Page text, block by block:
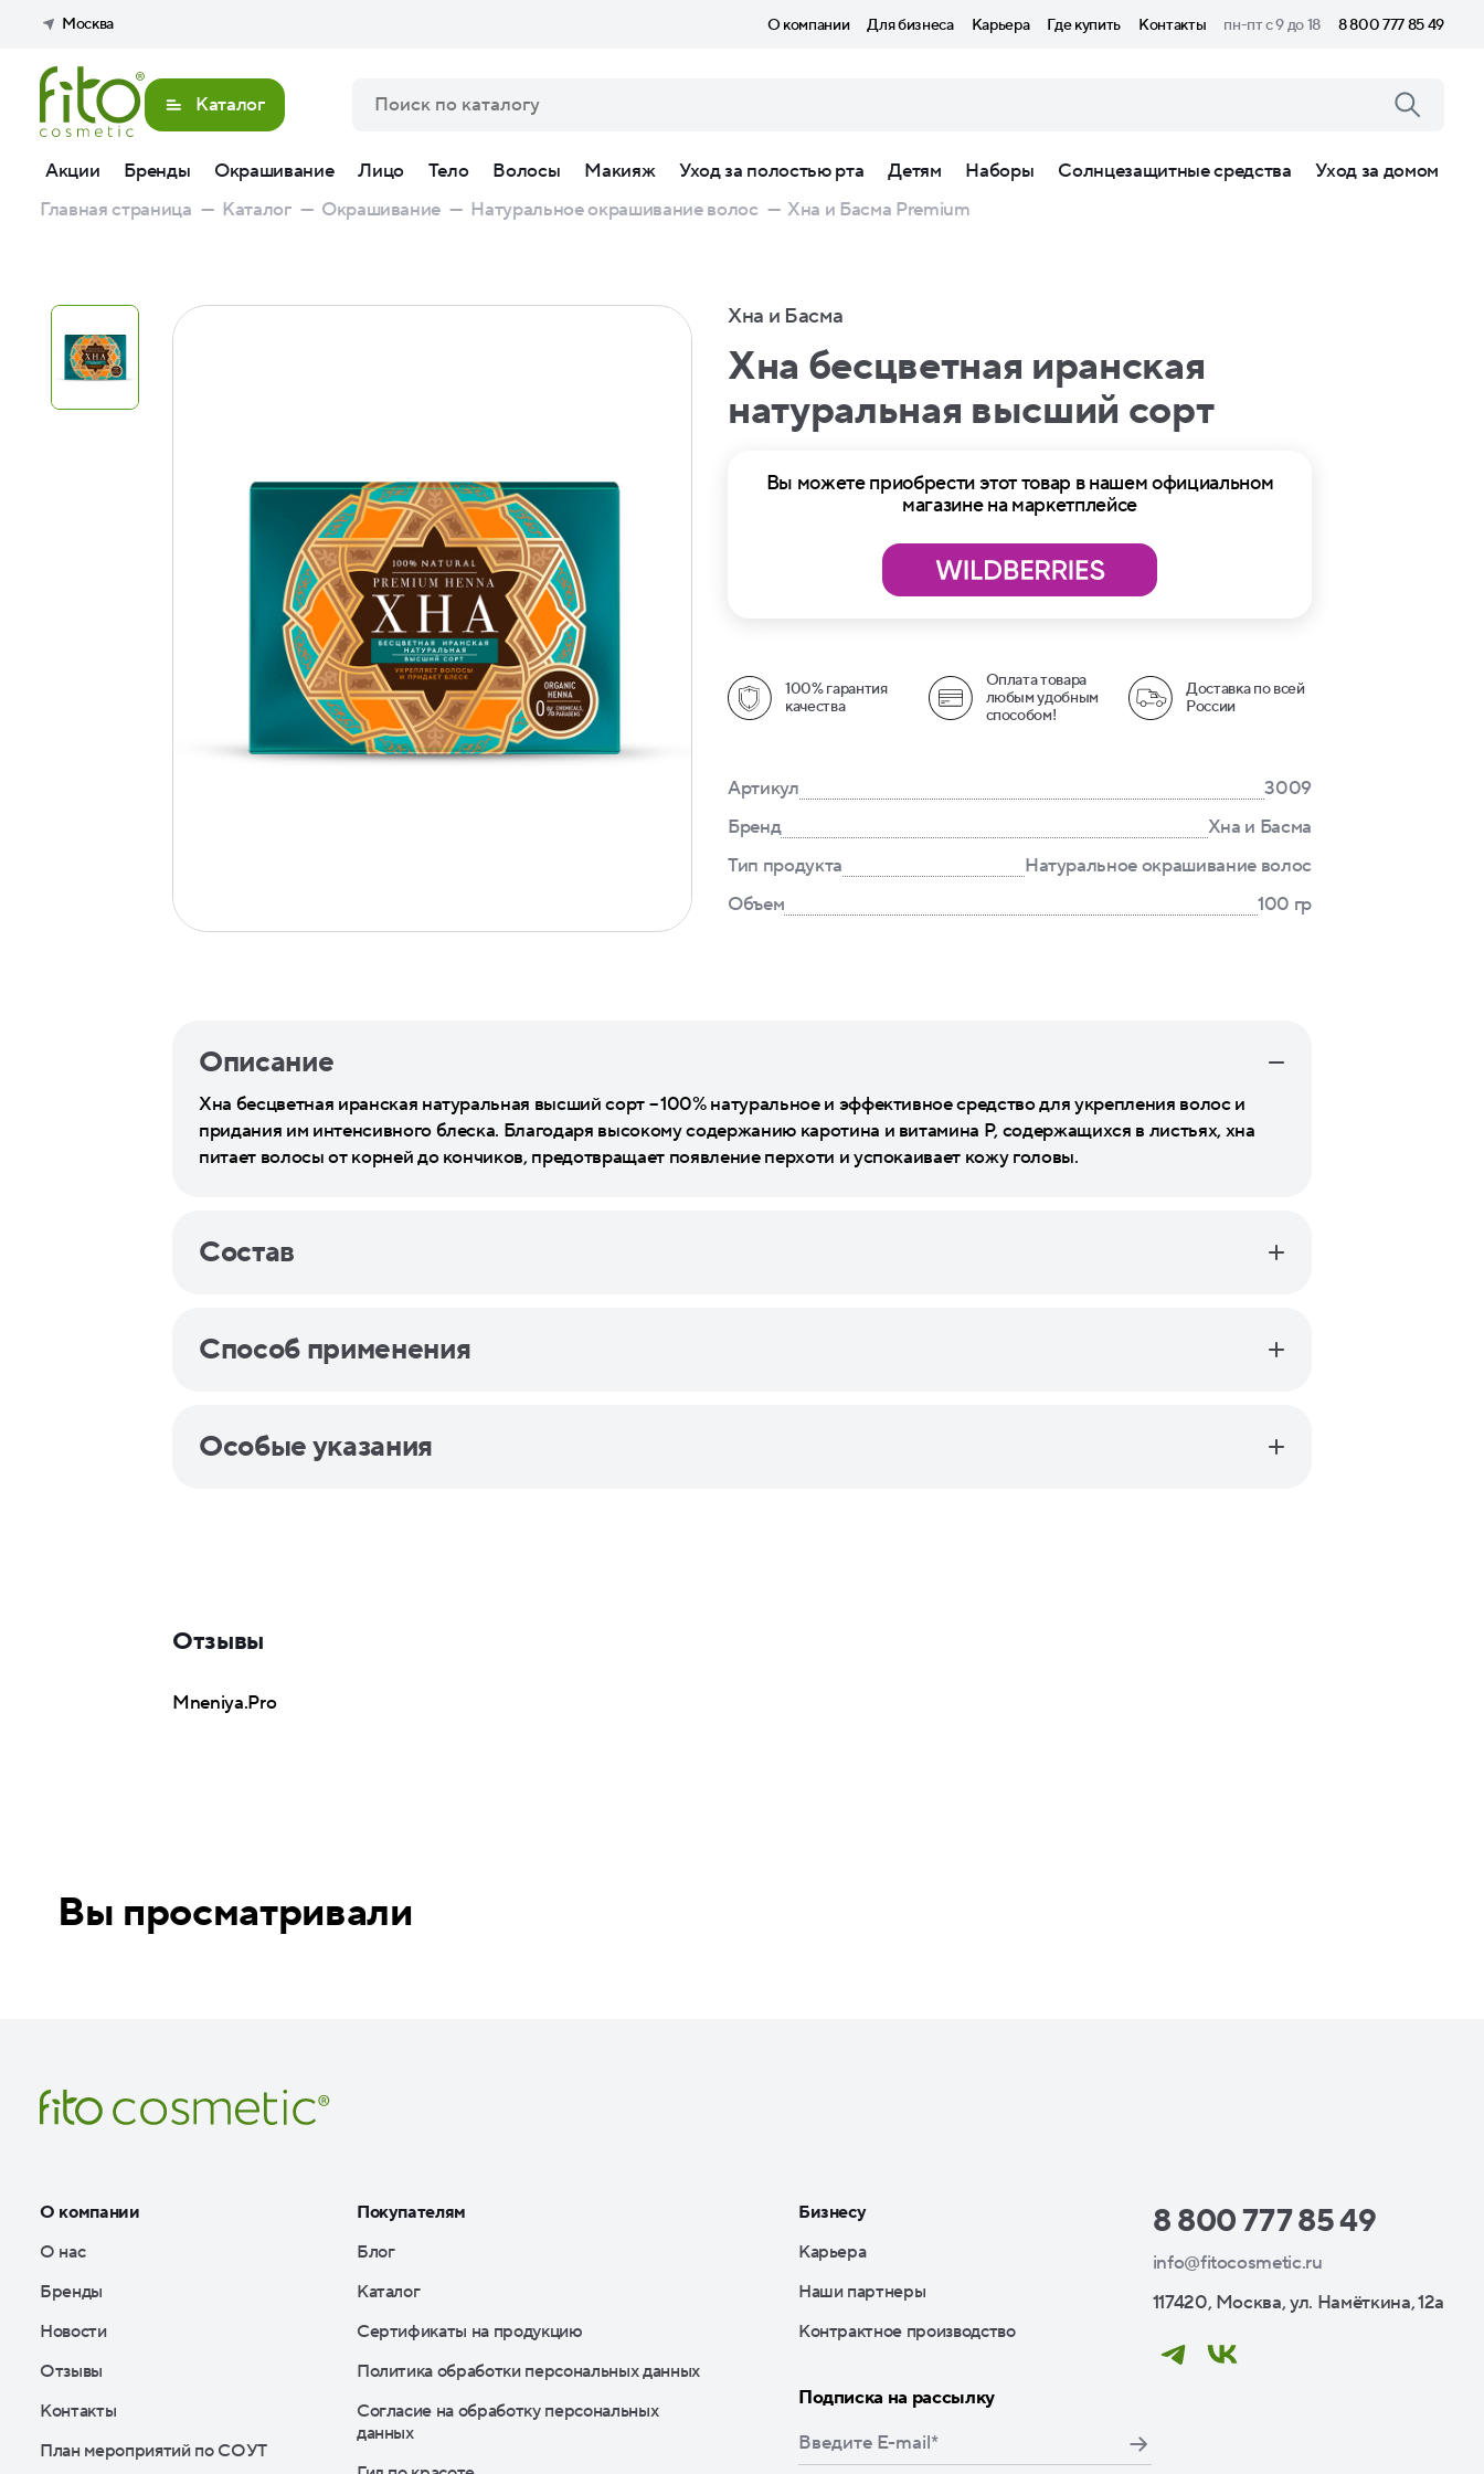
Москва О компании Для бизнеса Карьера Где купить Контакты пн-пт с 9 до 18 8 800 777 85 49
Каталог
Акции Бренды Окрашивание Лицо Тело Волосы Макияж Уход за полостью рта Детям Наборы Солнцезащитные средства
Уход за домом
Главная страница — Каталог — Окрашивание — Натуральное окрашивание волос — Хна и Басма Premium
Хна и Басма
Хна бесцветная иранская
натуральная высший сорт
Вы можете приобрести этот товар в нашем официальном
магазине на маркетплейсе
100% гарантия
качества
Оплата товара
любым удобным
способом!
Доставка по всей
России
Артикул
3009
Бренд
Хна и Басма
Тип продукта
Натуральное окрашивание волос
Объем
100 гр
Описание
Хна бесцветная иранская натуральная высший сорт – 100% натуральное и эффективное средство для укрепления волос и
придания им интенсивного блеска. Благодаря высокому содержанию каротина и витамина Р, содержащихся в листьях, хна
питает волосы от корней до кончиков, предотвращает появление перхоти и успокаивает кожу головы.
Состав
Способ применения
Особые указания
Отзывы
Mneniya.Pro
Вы просматривали
О компании
О нас
Бренды
Новости
Отзывы
Контакты
План мероприятий по СОУТ
Покупателям
Блог
Каталог
Сертификаты на продукцию
Политика обработки персональных данных
Согласие на обработку персональных
данных
Бизнесу
Карьера
Наши партнеры
Контрактное производство
Подписка на рассылку
8 800 777 85 49
info@fitocosmetic.ru
117420, Москва, ул. Намёткина, 12а